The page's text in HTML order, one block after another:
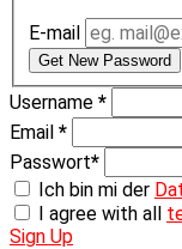
E-mail
Get New Password
Username *
Email *
Passwort*
Ich bin mi der
I agree with all
Sign Up